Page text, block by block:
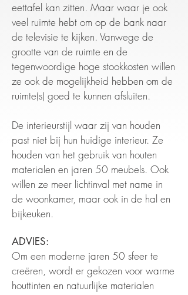
eettafel kan zitten. Maar waar je ook
veel ruimte hebt om op de bank naar
de televisie te kijken. Vanwege de
grootte van de ruimte en de
tegenwoordige hoge stookkosten willen
ze ook de mogelijkheid hebben om de
ruimte(s) goed te kunnen afsluiten.
De interieurstijl waar zij van houden
past niet bij hun huidige interieur. Ze
houden van het gebruik van houten
materialen en jaren 50 meubels. Ook
willen ze meer lichtinval met name in
de woonkamer, maar ook in de hal en
bijkeuken.
ADVIES:
Om een moderne jaren 50 sfeer te
creëren, wordt er gekozen voor warme
houttinten en natuurlijke materialen